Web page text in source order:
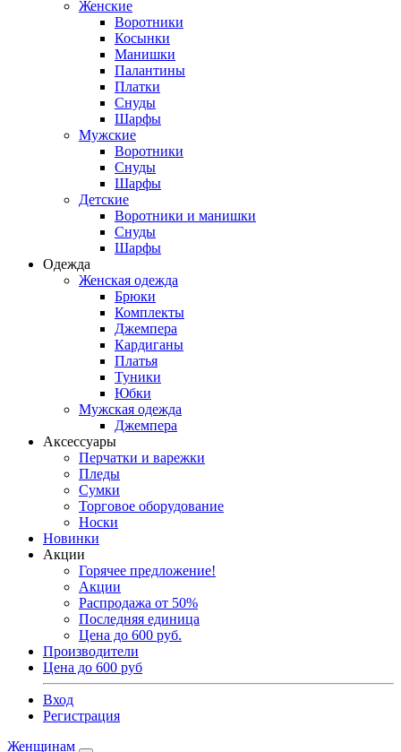
Женские
Воротники
Косынки
Манишки
Палантины
Платки
Снуды
Шарфы
Мужские
Воротники
Снуды
Шарфы
Детские
Воротники и манишки
Снуды
Шарфы
Одежда
Женская одежда
Брюки
Комплекты
Джемпера
Кардиганы
Платья
Туники
Юбки
Мужская одежда
Джемпера
Аксессуары
Перчатки и варежки
Пледы
Сумки
Торговое оборудование
Носки
Новинки
Акции
Горячее предложение!
Акции
Распродажа от 50%
Последняя единица
Цена до 600 руб.
Производители
Цена до 600 руб
Вход
Регистрация
Женщинам